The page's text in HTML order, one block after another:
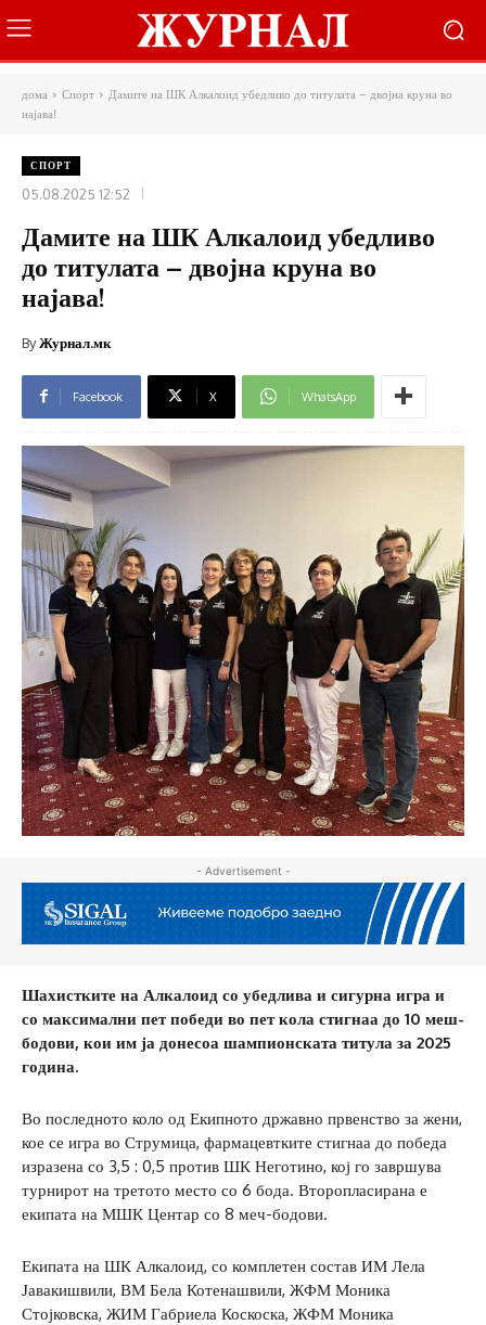
дома Спорт
Дамите на ШК Алкалоид убедливо до титулата – двојна круна во
најава!
СПОРТ
05.08.2025 12:52
Дамите на ШК Алкалоид убедливо
до титулата – двојна круна во
најава!
ByЖурнал.мк
Facebook X WhatsApp
- Advertisement -
Шахистките на Алкалоид со убедлива и сигурна игра и
со максимални пет победи во пет кола стигнаа до 10 меш-
бодови, кои им ја донесоа шампионската титула за 2025
година.
Во последното коло од Екипното државно првенство за жени,
кое се игра во Струмица, фармацевтките стигнаа до победа
изразена со 3,5 : 0,5 против ШК Неготино, кој го завршува
турнирот на третото место со 6 бода. Второпласирана е
екипата на МШК Центар со 8 меч-бодови.
Екипата на ШК Алкалоид, со комплетен состав ИМ Лела
Јавакишвили, ВМ Бела Котенашвили, ЖФМ Моника
Стојковска, ЖИМ Габриела Коскоска, ЖФМ Моника